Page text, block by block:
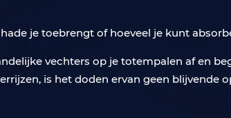
je toebrengt of hoeveel je kunt
vechters op je totempalen af en
is het doden ervan geen